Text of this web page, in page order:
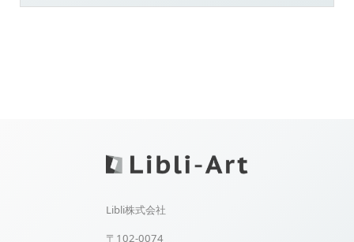
Libli株式会社
〒102-0074